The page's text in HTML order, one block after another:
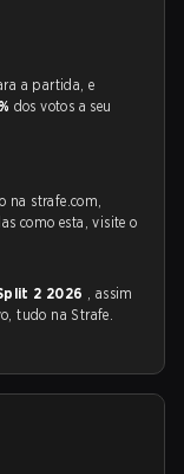
a partida, e
dos votos a seu
na strafe.com,
como esta, visite o
2 2026 , assim
tudo na Strafe.